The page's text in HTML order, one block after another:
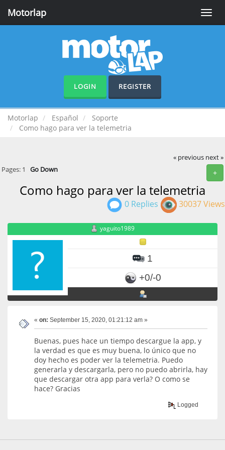
Toggle
Motorlap
LOGIN REGISTER
Motorlap Español
Soporte
Como hago para ver la telemetria
« previous next »
+
Pages: 1 Go Down
Como hago para ver la telemetria
0 Replies 30037 Views
yaguito1989
1
+0/-0
« on: September 15, 2020, 01:21:12 am »
Buenas, pues hace un tiempo descargue la app, y
la verdad es que es muy buena, lo único que no
doy hecho es poder ver la telemetria. Puedo
generarla y descargarla, pero no puedo abrirla, hay
que descargar otra app para verla? O como se
hace? Gracias
Logged